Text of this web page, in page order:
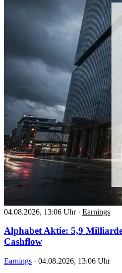
04.08.2026, 13:06 Uhr · Earnings
Alphabet Aktie: 5,9
Cashflow
Earnings · 04.08.2026, 13:06 Uhr